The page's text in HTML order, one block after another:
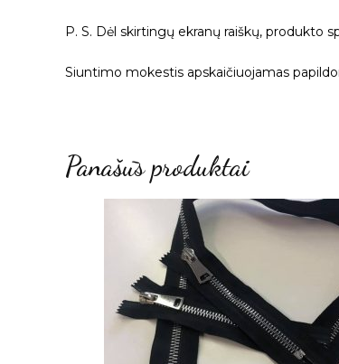
P. S. Dėl skirtingų ekranų raiškų, produkto
Siuntimo mokestis apskaičiuojamas
Panašūs produktai